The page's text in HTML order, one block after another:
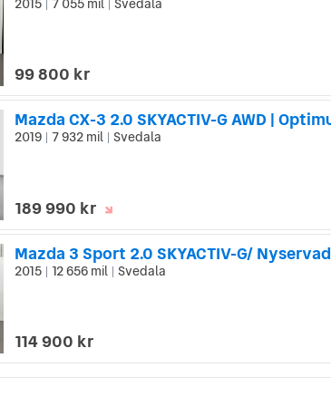
2015 7 055 mil Svedala
99 800 kr
2019 7 932 mil Svedala
189 990 kr
Mazda 3 Sport 2.0 SKYACTIV-G/ Nyservad
2015 12 656 mil Svedala
114 900 kr